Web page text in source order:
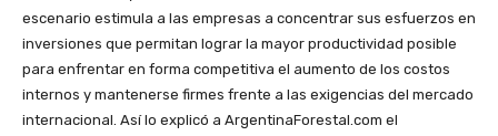
escenario estimula a las empresas a concentrar sus esfuerzos en
inversiones que permitan lograr la mayor productividad posible
para enfrentar en forma competitiva el aumento de los costos
internos y mantenerse firmes frente a las exigencias del mercado
internacional. Así lo explicó a ArgentinaForestal.com el